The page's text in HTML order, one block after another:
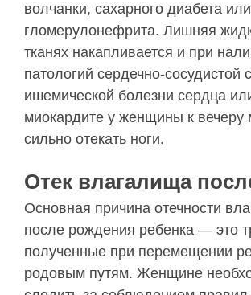
волчанки, сахарного диабета или
гломерулонефрита. Лишняя
тканях накапливается и при
патологий сердечно-сосудистой
ишемической болезни сердца
миокардите у женщины к вечеру
сильно отекать ноги.
Отек влагалища
Основная причина отечности
после рождения ребенка — это
полученные при перемещении
родовым путям. Женщине